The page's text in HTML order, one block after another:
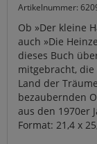
Artikelnummer:
Ob »Der kleine
auch »Die
dieses Buch
mitgebracht,
Land der
bezaubernden
aus den 1970er
Format: 21,4 x